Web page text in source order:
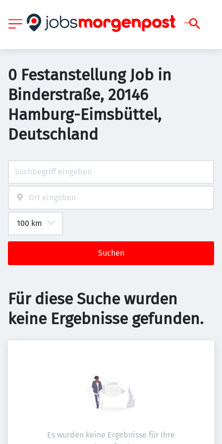
0 Festanstellung Job in
Binderstraße, 20146
Hamburg-Eimsbüttel,
Deutschland
Suchen
Für diese Suche wurden
keine Ergebnisse gefunden.
Es wurden keine Ergebnisse für Ihre